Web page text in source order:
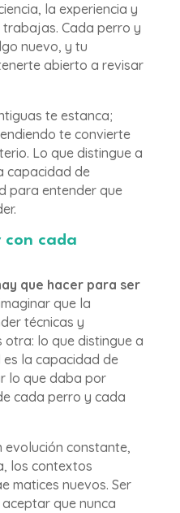
la experiencia y
trabajas. Cada perro y
nuevo, y tu
abierto a revisar
te estanca;
te convierte
Lo que distingue a
capacidad de
para entender que
con cada
que hacer para ser
que la
técnicas y
lo que distingue a
la capacidad de
lo que daba por
cada perro y cada
evolución constante,
los contextos
matices nuevos. Ser
que nunca